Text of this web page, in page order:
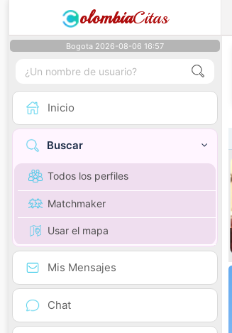
olombiaCitas
Bogota 2026-08-06 16:57
Inicio
Buscar
Todos los perfiles
Matchmaker
Usar el mapa
Mis Mensajes
Chat